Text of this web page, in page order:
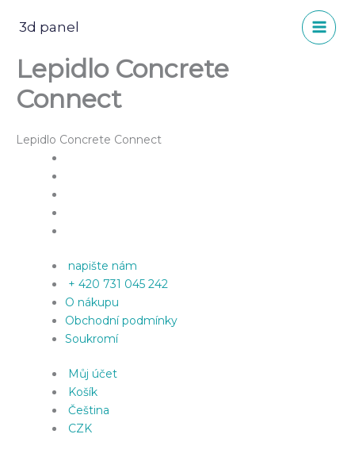
3d panel
Lepidlo Concrete
Connect
Lepidlo Concrete Connect
napište nám
+ 420 731 045 242
O nákupu
Obchodní podmínky
Soukromí
Můj účet
Košík
Čeština
CZK